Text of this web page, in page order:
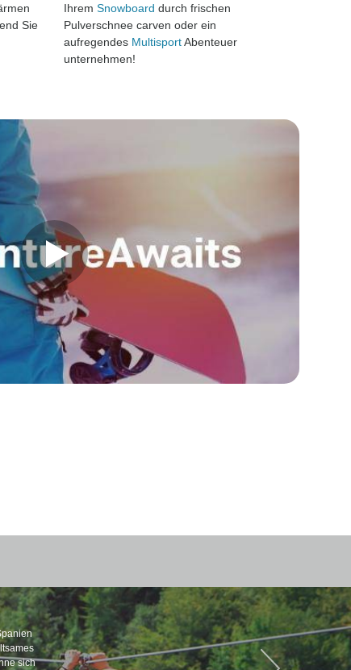
Sie
Ihrem Snowboard durch frischen
Pulverschnee carven oder ein
aufregendes MultisportAbenteuer
unternehmen!
sich